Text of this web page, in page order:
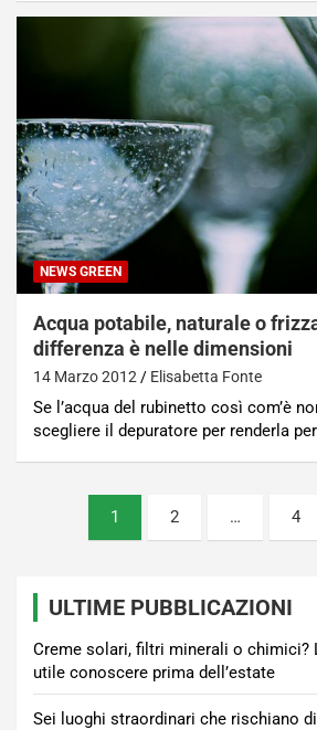
NEWS GREEN
Acqua potabile, naturale o
differenza è nelle dimensioni
14 Marzo 2012 Elisabetta Fonte
Se l’acqua del rubinetto così com’è
scegliere il depuratore per renderla
Paginazione
1 2 … 4
ULTIME PUBBLICAZIONI
Creme solari, filtri minerali o chimici?
utile conoscere prima dell’estate
Sei luoghi straordinari che rischiano